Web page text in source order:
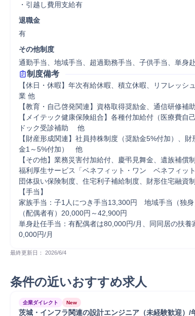
・引越し費用支給有
退職金
有
その他制度
通勤手当、地域手当、超過勤務手当、子供手当、単身
制度備考
【休日・休暇】年次有給休暇、積立休暇、リフレッシ
業 他
【教育・自己啓発関連】資格取得奨励金、通信研修補
【メイテック健康保険組合】各種付加給付（医療費自
ドック受診補助 　他
【財産形成関連】社員持株制度（奨励金5%付加）、
金1～5%付加）　他
【その他】業務災害付加給付、慶弔見舞金、遺族補償
福利厚生サービス「ベネフィット・ワン　ベネフィッ
団体扱い保険制度、住宅利子補給制度、財形住宅融資
【手当】
家族手当：子1人につき手当13,300円　地域手当（独
（配偶者有）20,000円～42,900円
単身赴任手当：有配偶者は80,000円/月、同同居の扶養
0,000円/月
最終更新日： 2026/6/4
条件の近いおすすめ求人
企業ダイレクト New
茨城・インフラ関連の設計エンジニア（未経験歓迎）/